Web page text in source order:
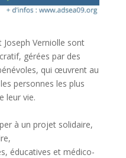
Joseph Verniolle sont
gérées par des
qui œuvrent au
personnes les plus
leur vie.
à un projet solidaire,
éducatives et médico-